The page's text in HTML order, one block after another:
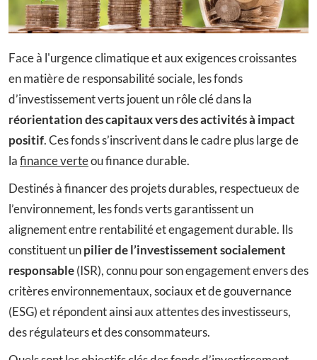
Face à l'urgence climatique et aux exigences croissantes
en matière de responsabilité sociale, les fonds
d’investissement verts jouent un rôle clé dans la
réorientation des capitaux vers des activités à impact
positif. Ces fonds s’inscrivent dans le cadre plus large de
lafinance verteou finance durable.
Destinés à financer des projets durables, respectueux de
l’environnement, les fonds verts garantissent un
alignement entre rentabilité et engagement durable. Ils
constituent unpilier de l’investissement socialement
responsable(ISR), connu pour son engagement envers des
critères environnementaux, sociaux et de gouvernance
(ESG) et répondent ainsi aux attentes des investisseurs,
des régulateurs et des consommateurs.